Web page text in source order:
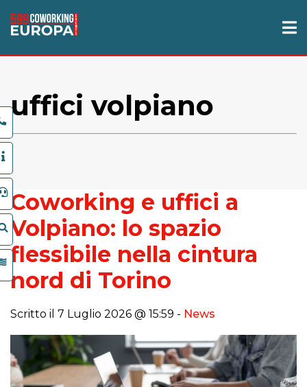
uffici volpiano
Coworking e uffici a
Volpiano: lo spazio
flessibile nella cintura
nord di Torino
Scritto il 7 Luglio 2026 @ 15:59 - News